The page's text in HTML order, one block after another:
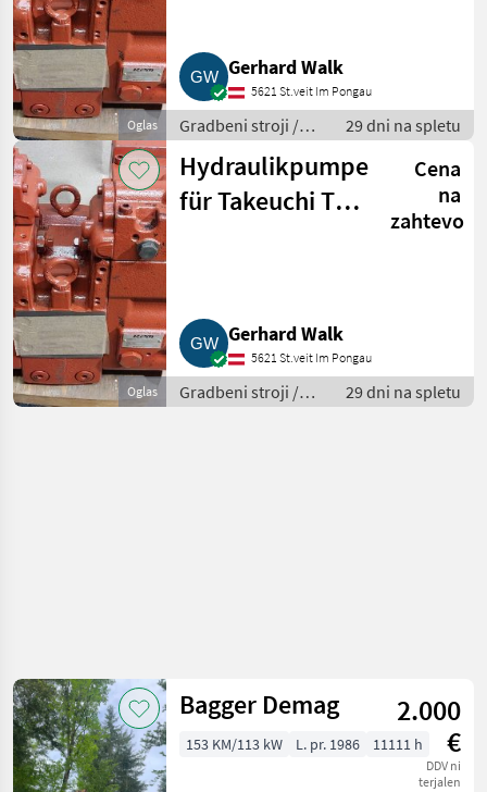
Oglas
Gerhard Walk
5621 St.veit Im Pongau
Gradbeni stroji /
Bager goseničar
29 dni na spletu
Oglas
Hydraulikpumpe
für Takeuchi TB
Cena
na
zahtevo
Gerhard Walk
5621 St.veit Im Pongau
Gradbeni stroji /
Bager goseničar
29 dni na spletu
Bagger Demag
2.000
€
DDV ni
terjalen
153 KM/113 kW L. pr. 1986 11111 h